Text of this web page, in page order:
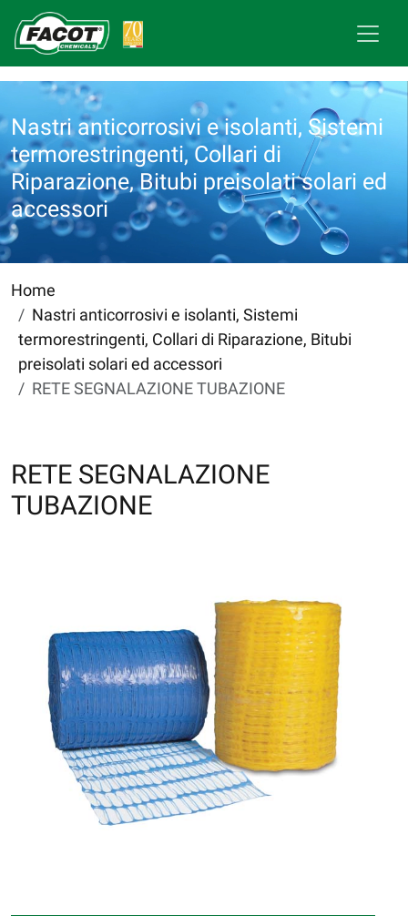
Nastri anticorrosivi e isolanti, Sistemi
termorestringenti, Collari di
Riparazione, Bitubi preisolati solari ed
accessori
Home
Nastri anticorrosivi e isolanti, Sistemi
termorestringenti, Collari di Riparazione, Bitubi
preisolati solari ed accessori
RETE SEGNALAZIONE TUBAZIONE
RETE SEGNALAZIONE
TUBAZIONE